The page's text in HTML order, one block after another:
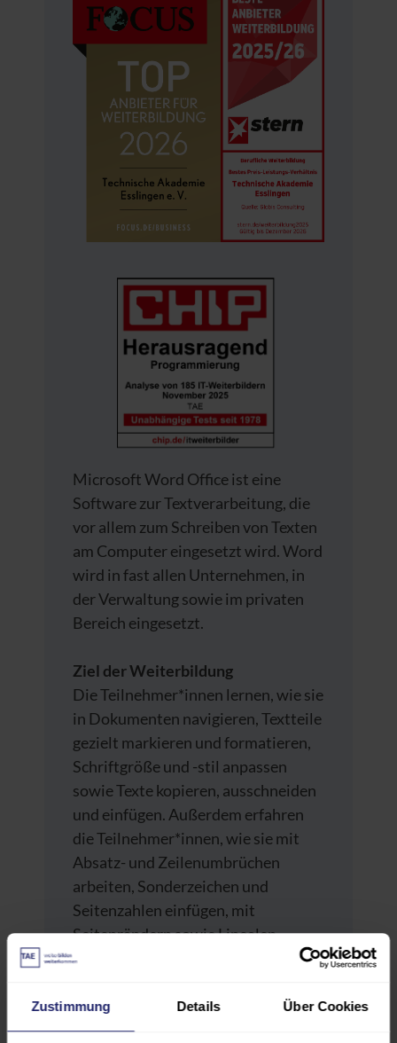
Zustimmung Details Über Cookies
Microsoft Word Office ist eine
Software zur Textverarbeitung, die
vor allem zum Schreiben von Texten
am Computer eingesetzt wird. Word
wird in fast allen Unternehmen, in
der Verwaltung sowie im privaten
Bereich eingesetzt.
Ziel der Weiterbildung
Die Teilnehmer*innen lernen, wie sie
in Dokumenten navigieren, Textteile
gezielt markieren und formatieren,
Schriftgröße und -stil anpassen
sowie Texte kopieren, ausschneiden
und einfügen. Außerdem erfahren
die Teilnehmer*innen, wie sie mit
Absatz- und Zeilenumbrüchen
arbeiten, Sonderzeichen und
Seitenzahlen einfügen, mit
Seitenrändern sowie Linealen
arbeiten und erhalten einen
Funktionen von Word.